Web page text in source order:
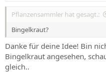
Pflanzensammler hat gesagt.:
Bingelkraut?
Danke für deine Idee! Bin
Bingelkraut angesehen,
gleich..